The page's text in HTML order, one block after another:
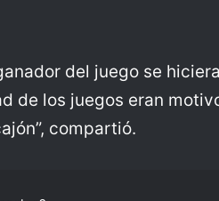
del juego se
de los juegos eran
compartió.